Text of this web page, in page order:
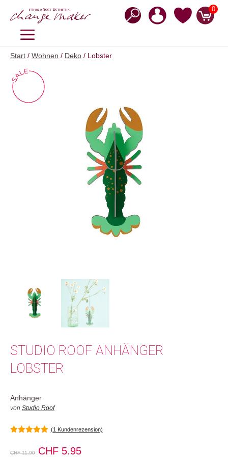
Inhalt
0
MENÜ
Start / Wohnen / Deko / Lobster
STUDIO ROOF ANHÄNGER
LOBSTER
Anhänger
von Studio Roof
(1 Kundenrezension)
CHF11.90
Ursprünglicher
CHF 5.95Aktueller